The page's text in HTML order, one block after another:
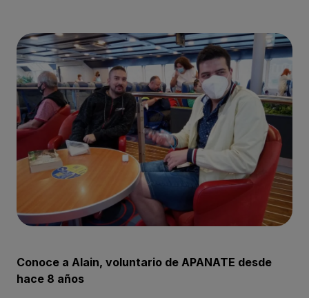
Conoce a Alain, voluntario de APANATE desde
hace 8 años